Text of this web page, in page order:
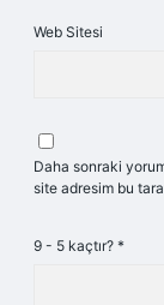
Web Sitesi
Daha sonraki
site adresim bu
9 - 5 kaçtır? *